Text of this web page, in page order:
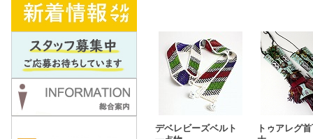
デベレビーズベルト
トゥアレグ